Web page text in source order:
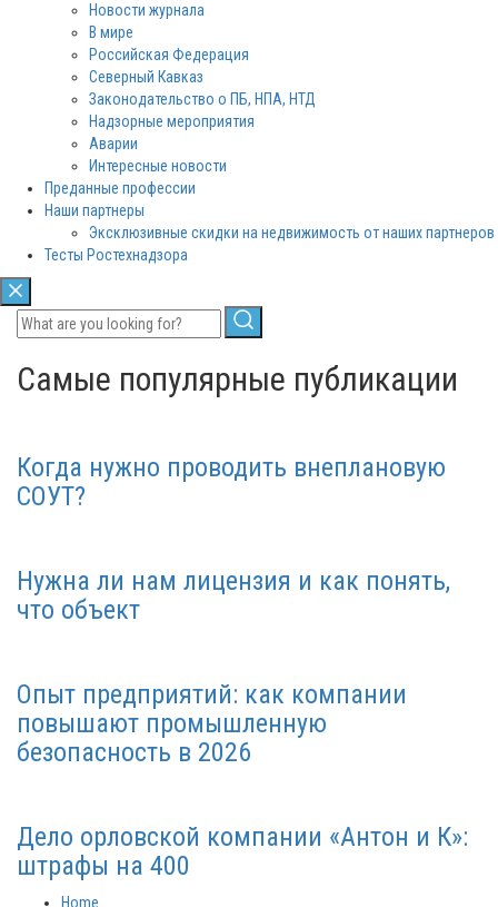
Новости журнала
В мире
Российская Федерация
Северный Кавказ
Законодательство о ПБ, НПА, НТД
Надзорные мероприятия
Аварии
Интересные новости
Преданные профессии
Наши партнеры
Эксклюзивные скидки на недвижимость от наших партнеров
Тесты Ростехнадзора
Самые популярные публикации
Когда нужно проводить внеплановую
СОУТ?
Нужна ли нам лицензия и как понять,
что объект
Опыт предприятий: как компании
повышают промышленную
безопасность в 2026
Дело орловской компании «Антон и К»:
штрафы на 400
Home